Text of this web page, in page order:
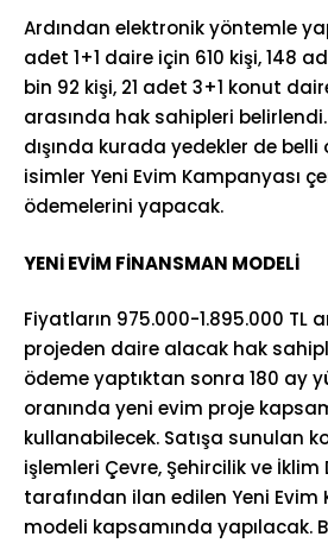
Ardından elektronik yöntemle
adet 1+1 daire için 610 kişi, 148
bin 92 kişi, 21 adet 3+1 konut
arasında hak sahipleri
dışında kurada yedekler de belli
isimler Yeni Evim Kampanyası
ödemelerini yapacak.
YENİ EVİM FİNANSMAN MODELİ
Fiyatların 975.000-1.895.000 TL
projeden daire alacak hak
ödeme yaptıktan sonra 180 ay
oranında yeni evim proje
kullanabilecek. Satışa sunulan
işlemleri Çevre, Şehircilik ve İklim
tarafından ilan edilen Yeni
modeli kapsamında yapılacak.